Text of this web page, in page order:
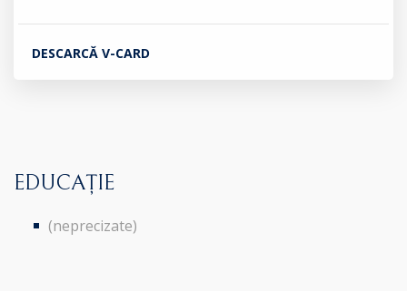
DESCARCĂ V-CARD
EDUCAȚIE
(neprecizate)